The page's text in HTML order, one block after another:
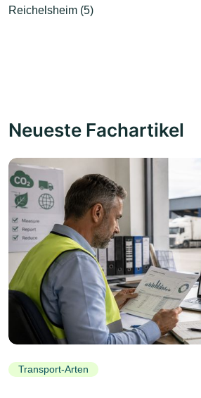
Reichelsheim (5)
Neueste Fachartikel
Transport-Arten